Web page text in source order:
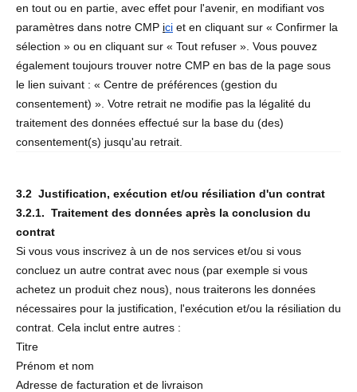
en tout ou en partie, avec effet pour l'avenir, en modifiant vos
paramètres dans notre CMP ici et en cliquant sur « Confirmer la
sélection » ou en cliquant sur « Tout refuser ». Vous pouvez
également toujours trouver notre CMP en bas de la page sous
le lien suivant : « Centre de préférences (gestion du
consentement) ». Votre retrait ne modifie pas la légalité du
traitement des données effectué sur la base du (des)
consentement(s) jusqu'au retrait.
3.2 Justification, exécution et/ou résiliation d'un contrat
3.2.1. Traitement des données après la conclusion du
contrat
Si vous vous inscrivez à un de nos services et/ou si vous
concluez un autre contrat avec nous (par exemple si vous
achetez un produit chez nous), nous traiterons les données
nécessaires pour la justification, l'exécution et/ou la résiliation du
contrat. Cela inclut entre autres :
Titre
Prénom et nom
Adresse de facturation et de livraison